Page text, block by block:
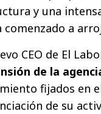
y una
comenzado a
CEO de El
de la
fijados en
de su